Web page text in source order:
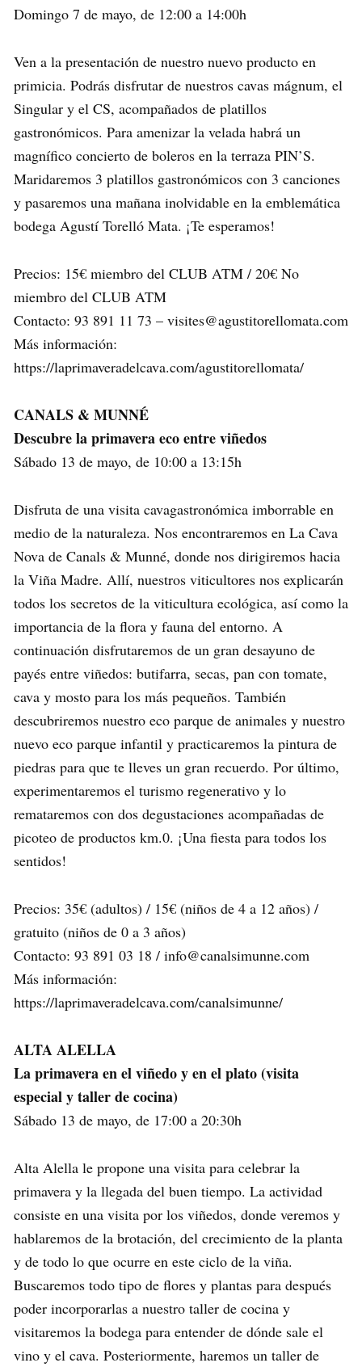
Domingo 7 de mayo, de 12:00 a 14:00h
Ven a la presentación de nuestro nuevo producto en
primicia. Podrás disfrutar de nuestros cavas mágnum, el
Singular y el CS, acompañados de platillos
gastronómicos. Para amenizar la velada habrá un
magnífico concierto de boleros en la terraza PIN’S.
Maridaremos 3 platillos gastronómicos con 3 canciones
y pasaremos una mañana inolvidable en la emblemática
bodega Agustí Torelló Mata. ¡Te esperamos!
Precios: 15€ miembro del CLUB ATM / 20€ No
miembro del CLUB ATM
Contacto: 93 891 11 73 – visites@agustitorellomata.com
Más información:
https://laprimaveradelcava.com/agustitorellomata/
CANALS & MUNNÉ
Descubre la primavera eco entre viñedos
Sábado 13 de mayo, de 10:00 a 13:15h
Disfruta de una visita cavagastronómica imborrable en
medio de la naturaleza. Nos encontraremos en La Cava
Nova de Canals & Munné, donde nos dirigiremos hacia
la Viña Madre. Allí, nuestros viticultores nos explicarán
todos los secretos de la viticultura ecológica, así como la
importancia de la flora y fauna del entorno. A
continuación disfrutaremos de un gran desayuno de
payés entre viñedos: butifarra, secas, pan con tomate,
cava y mosto para los más pequeños. También
descubriremos nuestro eco parque de animales y nuestro
nuevo eco parque infantil y practicaremos la pintura de
piedras para que te lleves un gran recuerdo. Por último,
experimentaremos el turismo regenerativo y lo
remataremos con dos degustaciones acompañadas de
picoteo de productos km.0. ¡Una fiesta para todos los
sentidos!
Precios: 35€ (adultos) / 15€ (niños de 4 a 12 años) /
gratuito (niños de 0 a 3 años)
Contacto: 93 891 03 18 / info@canalsimunne.com
Más información:
https://laprimaveradelcava.com/canalsimunne/
ALTA ALELLA
La primavera en el viñedo y en el plato (visita
especial y taller de cocina)
Sábado 13 de mayo, de 17:00 a 20:30h
Alta Alella le propone una visita para celebrar la
primavera y la llegada del buen tiempo. La actividad
consiste en una visita por los viñedos, donde veremos y
hablaremos de la brotación, del crecimiento de la planta
y de todo lo que ocurre en este ciclo de la viña.
Buscaremos todo tipo de flores y plantas para después
poder incorporarlas a nuestro taller de cocina y
visitaremos la bodega para entender de dónde sale el
vino y el cava. Posteriormente, haremos un taller de